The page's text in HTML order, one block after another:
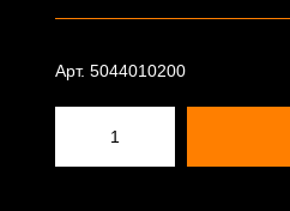
Арт. 5044010200